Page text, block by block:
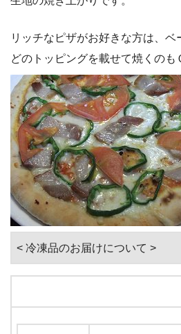
リッチなピザがお好きな方は、
どのトッピングを載せて焼くのも
< 冷凍品のお届けについて >